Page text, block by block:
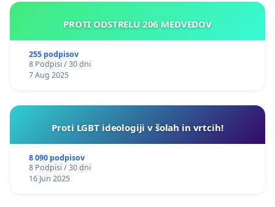
PROTI ODSTRELU 206 MEDVEDOV
255 podpisov
8 Podpisi / 30 dni
7 Aug 2025
Proti LGBT ideologiji v šolah in vrtcih!
8 090 podpisov
8 Podpisi / 30 dni
16 Jun 2025